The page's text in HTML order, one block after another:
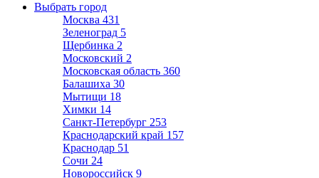
Выбрать город
Москва 431
Зеленоград 5
Щербинка 2
Московский 2
Московская область 360
Балашиха 30
Мытищи 18
Химки 14
Санкт-Петербург 253
Краснодарский край 157
Краснодар 51
Сочи 24
Новороссийск 9